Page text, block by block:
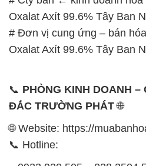
📞PHÒNG KINH DOANH –
ĐẮC TRƯỜNG PHÁT🌐
🌐 Website: https://
– 0933.920.505 –
028.3756.1841-